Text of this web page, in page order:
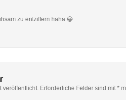
zu entziffern haha 😀
veröffentlicht. Erforderliche Felder sind mit*